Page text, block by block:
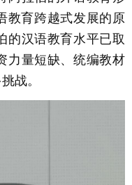
教育跨越式发展的原
的汉语教育水平已取
力量短缺、统编教材
战。